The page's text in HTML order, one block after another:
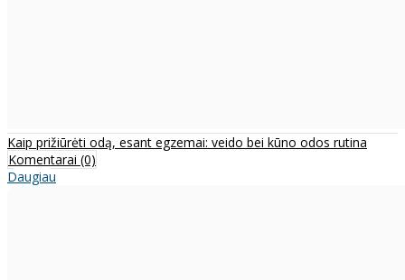
Kaip prižiūrėti odą, esant egzemai: veido bei kūno odos rutina
Komentarai (0)
Daugiau